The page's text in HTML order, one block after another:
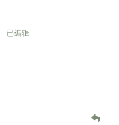
已编辑